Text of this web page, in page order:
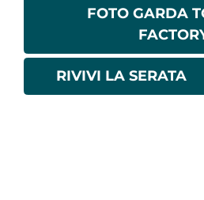
FOTO GARDA
RIVIVI LA SERATA